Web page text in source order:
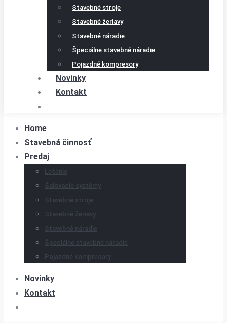
Stavebné stroje
Stavebné žeriavy
Stavebné náradie
Špeciálne stavebné náradie
Pojazdné kompresory
Novinky
Kontakt
Home
Stavebná činnosť
Predaj
Lešenie
Šalovacie systémy
Stavebné stroje
Stavebné žeriavy
Stavebné náradie
Špeciálne stavebné náradie
Pojazdné kompresory
Novinky
Kontakt